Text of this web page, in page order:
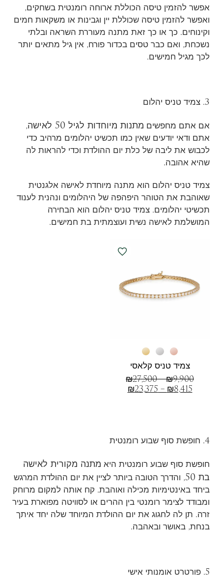
אפשר להזמין טיסה הכוללת ארוחה רומנטית בשחקים,
ואפשר להזמין טיסה שכוללת יין וגבינות או משקאות חמים
וקינוחים. כך או כך זאת מתנה מעוררת השראה ובלתי
נשכחת, ואם כבר טסים בכדור פורח, אין גיל מתאים יותר
לכך מגיל חמישים.
3. צמיד טניס יהלום
אם אתם מחפשים מתנות מיוחדות לגיל 50 לאישה
,
אתם ודאי יודעים שאין כמו תכשיט יהלומים מרהיב כדי
לכבוש את ליבה של כלת יום ההולדת וכדי להראות לה
שהיא אהובה.
צמיד טניס יהלום הוא מתנה מיוחדת לאישה אלגנטית
שאוהבת את הטוהר היפהפה של היהלומים ונהנית לענוד
תכשיטי יהלומים. צמיד טניס יהלום הוא הבחירה
המושלמת לאישה נשית ועוצמתית בת חמישים.
צמיד טניס קלאסי
₪9,900
–
₪27,500
₪8,415
–
₪23,375
4. חופשת סוף שבוע רומנטית
חופשת סוף שבוע רומנטית היא מתנה מקורית לאישה
בת 50
, והדרך הטובה ביותר לציין את יום ההולדת המרגש
ביחד באינטימיות מכילה ואוהבת. קח אותה למקום מרוחק
ומבודד לצימר רומנטי בין ההרים או לסוויטה מפוארת בעיר
זרה. תן לה לחגוג את יום ההולדת המיוחד שלה יחד איתך
בנחת, באושר ובאהבה.
5. פורטרט אומנותי אישי